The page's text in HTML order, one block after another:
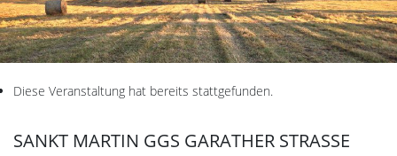
Diese Veranstaltung hat bereits stattgefunden.
SANKT MARTIN GGS GARATHER STRASSE